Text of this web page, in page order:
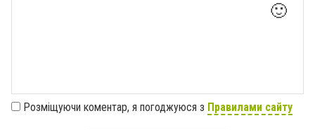
🙂
Розміщуючи коментар, я погоджуюся з Правилами сайту